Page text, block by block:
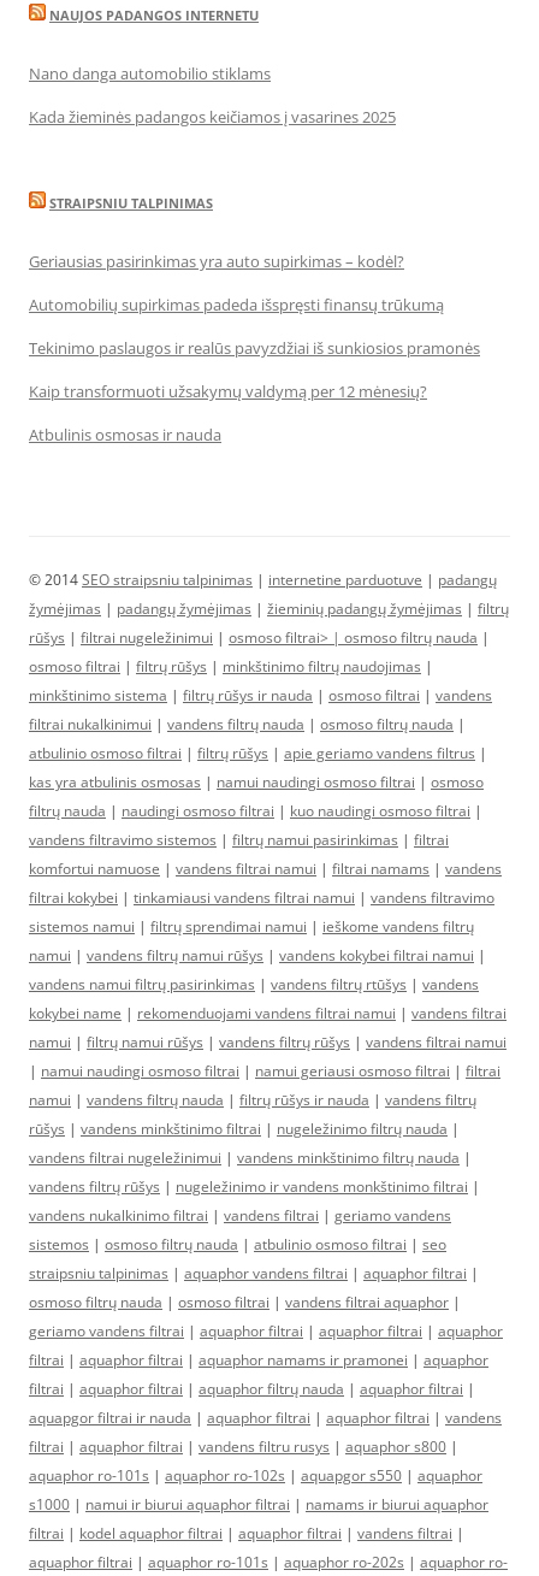
NAUJOS PADANGOS INTERNETU
Nano danga automobilio stiklams
Kada žieminės padangos keičiamos į vasarines 2025
STRAIPSNIU TALPINIMAS
Geriausias pasirinkimas yra auto supirkimas – kodėl?
Automobilių supirkimas padeda išspręsti finansų trūkumą
Tekinimo paslaugos ir realūs pavyzdžiai iš sunkiosios pramonės
Kaip transformuoti užsakymų valdymą per 12 mėnesių?
Atbulinis osmosas ir nauda
© 2014SEO straipsniu talpinimas | internetine parduotuve | padangų
žymėjimas | padangų žymėjimas | žieminių padangų žymėjimas | filtrų
rūšys | filtrai nugeležinimui | osmoso filtrai> | osmoso filtrų nauda |
osmoso filtrai | filtrų rūšys | minkštinimo filtrų naudojimas |
minkštinimo sistema | filtrų rūšys ir nauda | osmoso filtrai | vandens
filtrai nukalkinimui | vandens filtrų nauda | osmoso filtrų nauda |
atbulinio osmoso filtrai | filtrų rūšys | apie geriamo vandens filtrus |
kas yra atbulinis osmosas | namui naudingi osmoso filtrai | osmoso
filtrų nauda | naudingi osmoso filtrai | kuo naudingi osmoso filtrai |
vandens filtravimo sistemos | filtrų namui pasirinkimas | filtrai
komfortui namuose | vandens filtrai namui | filtrai namams | vandens
filtrai kokybei | tinkamiausi vandens filtrai namui | vandens filtravimo
sistemos namui | filtrų sprendimai namui | ieškome vandens filtrų
namui | vandens filtrų namui rūšys | vandens kokybei filtrai namui |
vandens namui filtrų pasirinkimas | vandens filtrų rtūšys | vandens
kokybei name | rekomenduojami vandens filtrai namui | vandens filtrai
namui | filtrų namui rūšys | vandens filtrų rūšys | vandens filtrai namui
| namui naudingi osmoso filtrai | namui geriausi osmoso filtrai | filtrai
namui | vandens filtrų nauda | filtrų rūšys ir nauda | vandens filtrų
rūšys | vandens minkštinimo filtrai | nugeležinimo filtrų nauda |
vandens filtrai nugeležinimui | vandens minkštinimo filtrų nauda |
vandens filtrų rūšys | nugeležinimo ir vandens monkštinimo filtrai |
vandens nukalkinimo filtrai | vandens filtrai | geriamo vandens
sistemos | osmoso filtrų nauda | atbulinio osmoso filtrai | seo
straipsniu talpinimas | aquaphor vandens filtrai | aquaphor filtrai |
osmoso filtrų nauda | osmoso filtrai | vandens filtrai aquaphor |
geriamo vandens filtrai | aquaphor filtrai | aquaphor filtrai | aquaphor
filtrai | aquaphor filtrai | aquaphor namams ir pramonei | aquaphor
filtrai | aquaphor filtrai | aquaphor filtrų nauda | aquaphor filtrai |
aquapgor filtrai ir nauda | aquaphor filtrai | aquaphor filtrai | vandens
filtrai | aquaphor filtrai | vandens filtru rusys | aquaphor s800 |
aquaphor ro-101s | aquaphor ro-102s | aquapgor s550 | aquaphor
s1000 | namui ir biurui aquaphor filtrai | namams ir biurui aquaphor
filtrai | kodel aquaphor filtrai | aquaphor filtrai | vandens filtrai |
aquaphor filtrai | aquaphor ro-101s | aquaphor ro-202s | aquaphor ro-